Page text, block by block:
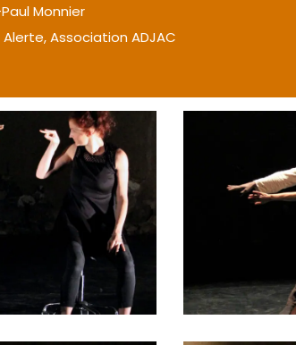
Monnier
Association ADJAC